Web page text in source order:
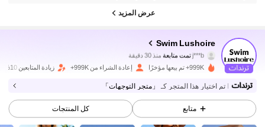
عرض المزيد
Swim Lushoire
4.89
316K متابعون
j***b تمت متابعة
تتصفح
4.89
316K متابعون
4.89 316K متابعون
999K+ تم بيعها مؤخرًا إعادة الشراء من 999K+ زيادة المتابعين 10%
تم اختيار هذا المتجر كـ 「متجر التوجهات」
متابع كل المنتجات